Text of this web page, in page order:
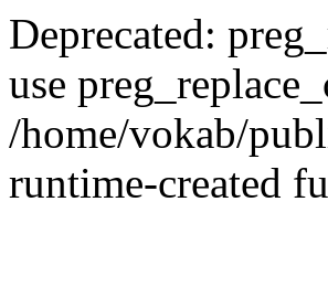
Deprecated:
use
/home/vokab/
runtime-created